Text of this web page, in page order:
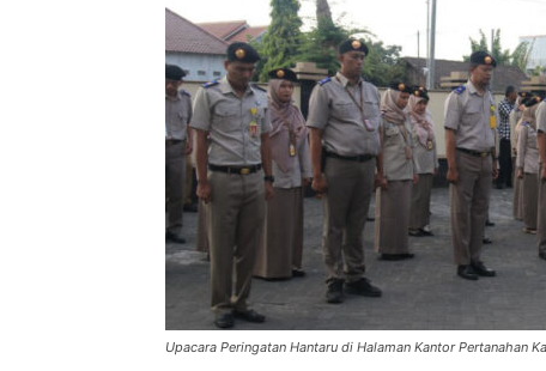
Upacara Peringatan Hantaru di Halaman Kantor Pertanahan